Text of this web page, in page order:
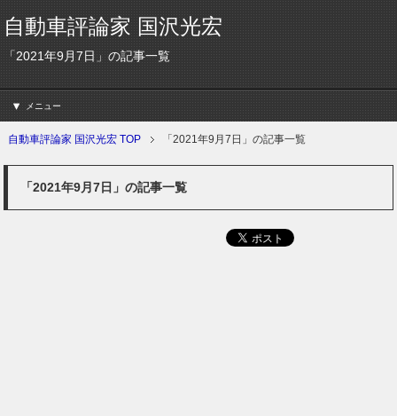
自動車評論家 国沢光宏
「2021年9月7日」の記事一覧
メニュー
自動車評論家 国沢光宏 TOP 「2021年9月7日」の記事一覧
「2021年9月7日」の記事一覧